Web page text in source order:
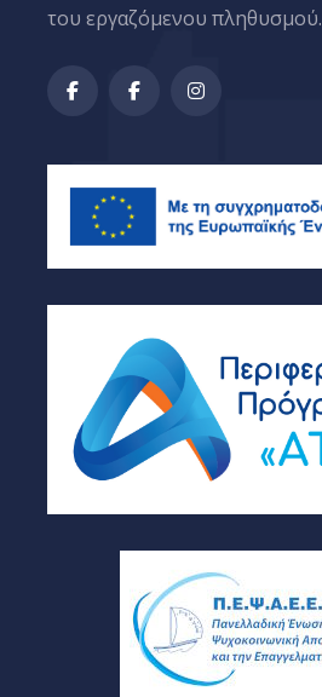
του εργαζόμενου πληθυσμού.